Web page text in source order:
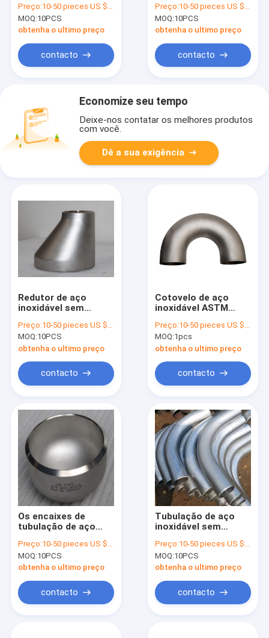
polegadas, padrão
concêntrico de Astm
B16.9 do redutor da
Preço:10-50 pieces US $18.6 / Piece;>50 pieces US $ 15.4/ Piece
MOQ:10PCS
obtenha o ultimo preço
contacto
inoxidável sem
emenda do redutor
da tubulação
Preço:10-50 pieces US $18.6 / Piece;>50 pieces US $ 15.4/ Piece
MOQ:10PCS
obtenha o ultimo preço
contacto
Economize seu tempo
Deixe-nos contatar os melhores produtos
com você.
Dê a sua exigência
Redutor de aço
inoxidável sem
encaixes de
tubulação ANSI B16.9
de 1/2 polegadas
Preço:10-50 pieces US $18.6 / Piece;>50 pieces US $ 15.4/ Piece
MOQ:10PCS
obtenha o ultimo preço
contacto
Cotovelo de aço
inoxidável ASTM
da tubulação de 180
graus
Preço:10-50 pieces US $18.6 / Piece;>50 pieces US $ 15.4/ Piece
MOQ:1pcs
obtenha o ultimo preço
contacto
Os encaixes de
tubulação de aço
B16.9 tampam 24
polegadas Buttweld
Preço:10-50 pieces US $18.6 / Piece;>50 pieces US $ 15.4/ Piece
MOQ:10PCS
obtenha o ultimo preço
contacto
Tubulação de aço
inoxidável sem
45 graus 60 graus 90
graus
Preço:10-50 pieces US $18.6 / Piece;>50 pieces US $ 15.4/ Piece
MOQ:10PCS
obtenha o ultimo preço
contacto